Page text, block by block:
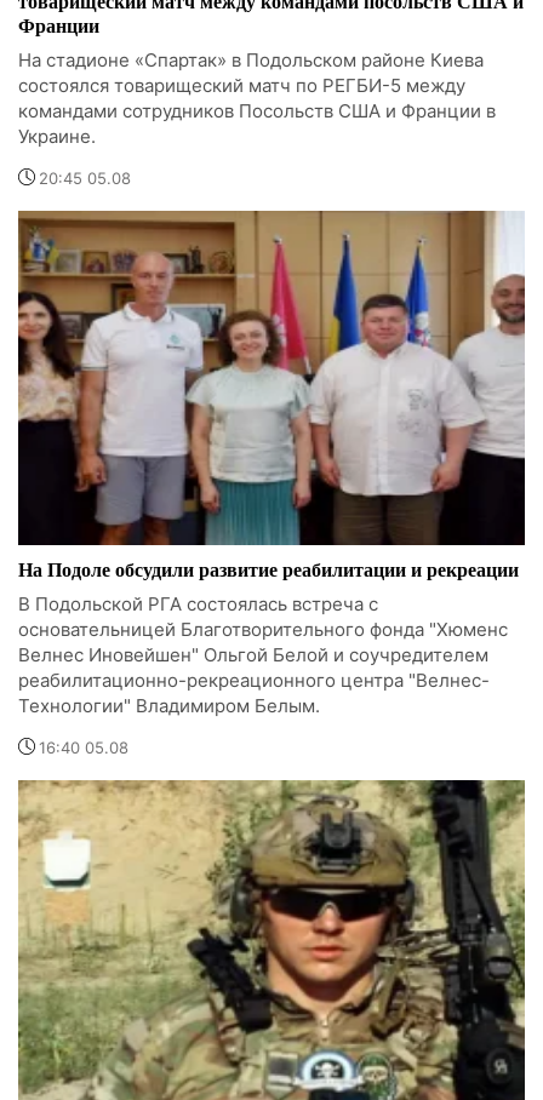
Франции
На стадионе «Спартак» в Подольском районе Киева
состоялся товарищеский матч по РЕГБИ-5 между
командами сотрудников Посольств США и Франции в
Украине.
20:45 05.08
На Подоле обсудили развитие реабилитации и рекреации
В Подольской РГА состоялась встреча с
основательницей Благотворительного фонда "Хюменс
Велнес Иновейшен" Ольгой Белой и соучредителем
реабилитационно-рекреационного центра "Велнес-
Технологии" Владимиром Белым.
16:40 05.08